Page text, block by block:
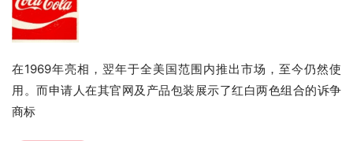
在1969年亮相，翌年于全美国范围内推出市场，至今仍然使
用。而申请人在其官网及产品包装展示了红白两色组合的诉争
商标